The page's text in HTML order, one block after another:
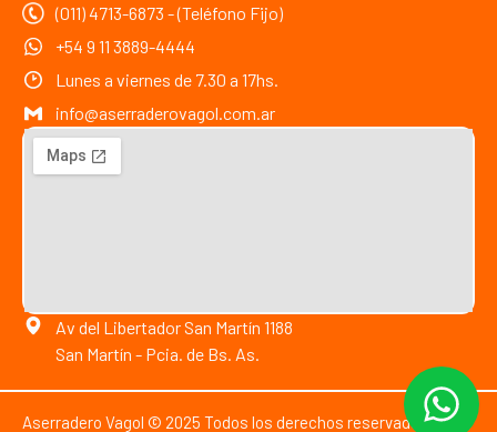
(011) 4713-6873 - (Teléfono Fijo)
+54 9 11 3889-4444
Lunes a viernes de 7.30 a 17hs.
info@aserraderovagol.com.ar
Av del Libertador San Martín 1188
San Martín - Pcia. de Bs. As.
Aserradero Vagol © 2025 Todos los derechos reservados.